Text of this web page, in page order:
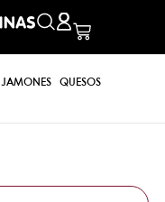
JAMONES QUESOS